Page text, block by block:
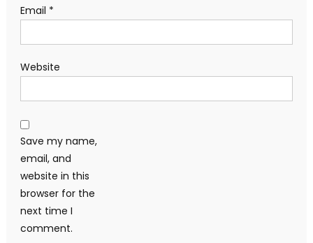
Email *
Website
Save my name,
email, and
website in this
browser for the
next time I
comment.